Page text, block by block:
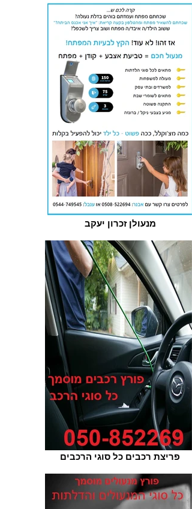
מנעולן זכרון יעקב
פריצת רכבים כל סוגי הרכבים